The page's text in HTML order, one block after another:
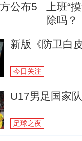
公布5
上班“
除吗？
新版《防卫白
今日关注
U17男足国家
足球之夜